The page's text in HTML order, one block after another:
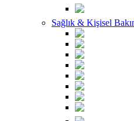
Sağlık & Kişisel